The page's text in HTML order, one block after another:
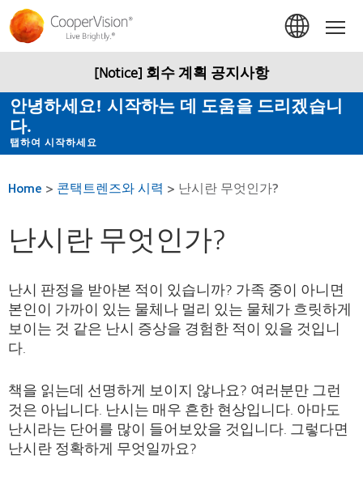
요
콘
텐
건
너
뛰
기
[Notice] 회수 계획 공지사항
안녕하세요! 시작하는 데 도움을 드리겠습니
다.
탭하여 시작하세요
Home > 콘택트렌즈와 시력 > 난시란 무엇인가?
난시란 무엇인가?
난시 판정을 받아본 적이 있습니까? 가족 중이 아니면
본인이 가까이 있는 물체나 멀리 있는 물체가 흐릿하게
보이는 것 같은 난시 증상을 경험한 적이 있을 것입니
다.
책을 읽는데 선명하게 보이지 않나요? 여러분만 그런
것은 아닙니다. 난시는 매우 흔한 현상입니다. 아마도
난시라는 단어를 많이 들어보았을 것입니다. 그렇다면
난시란 정확하게 무엇일까요?